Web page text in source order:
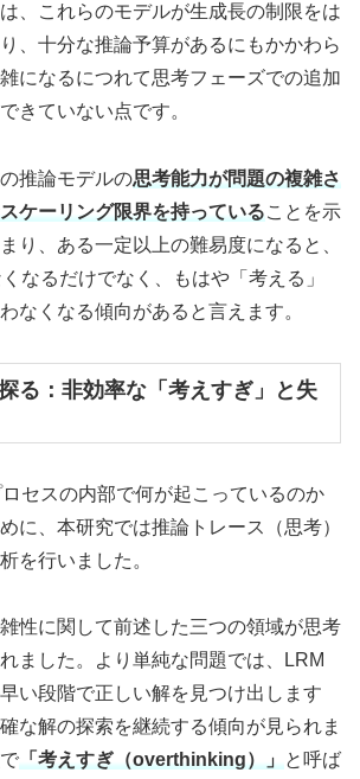
、これらのモデルが生成長の制限をは
、十分な推論予算があるにもかかわら
になるにつれて思考フェーズでの追加
きていない点です。
推論モデルの思考能力が問題の複雑さ
ケーリング限界を持っていることを示
り、ある一定以上の難易度になると、
なるだけでなく、もはや「考える」
なくなる傾向があると言えます。
る：非効率な「考えすぎ」と失
セスの内部で何が起こっているのか
に、本研究では推論トレース（思考）
を行いました。
性に関して前述した三つの領域が思考
ました。より単純な問題では、LRM
い段階で正しい解を見つけ出します
な解の探索を継続する傾向が見られま
「考えすぎ（overthinking）」 と呼ば